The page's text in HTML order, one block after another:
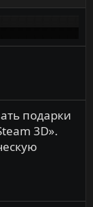
подарки
3D».